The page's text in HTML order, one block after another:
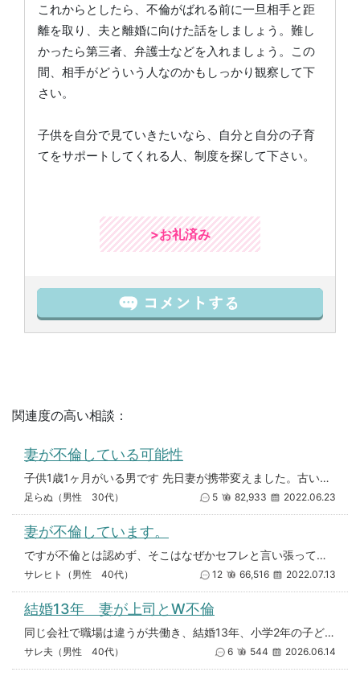
これからとしたら、不倫がばれる前に一旦相手と距
離を取り、夫と離婚に向けた話をしましょう。難し
かったら第三者、弁護士などを入れましょう。この
間、相手がどういう人なのかもしっかり観察して下
さい。
子供を自分で見ていきたいなら、自分と自分の子育
てをサポートしてくれる人、制度を探して下さい。
>お礼済み
関連度の高い相談：
妻が不倫している可能性
子供1歳1ヶ月がいる男です 先日妻が携帯変えました。古い携帯を確認したら4月頃からマッチング等使い男と会ってるのを確認
足らぬ（男性 30代） 5 82,933 2022.06.23
妻が不倫しています。
ですが不倫とは認めず、そこはなぜかセフレと言い張って不倫じゃないと言ってます。謝る事もしません。 興信所に依頼して証拠集
サレヒト（男性 40代） 12 66,516 2022.07.13
結婚13年 妻が上司とW不倫
同じ会社で職場は違うが共働き、結婚13年、小学2年の子どもが1人の夫婦です。 つい最近、妻の不倫が発覚しました。 ある
サレ夫（男性 40代） 6 544 2026.06.14